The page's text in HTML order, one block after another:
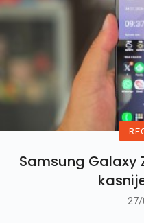
Samsung Galaxy
27/